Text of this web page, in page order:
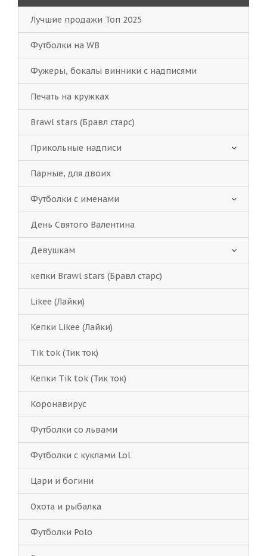
Лучшие продажи Топ 2025
Футболки на WB
Фужеры, бокалы винники с надписями
Печать на кружках
Brawl stars (Бравл старс)
Прикольные надписи
Парные, для двоих
Футболки с именами
День Святого Валентина
Девушкам
кепки Brawl stars (Бравл старс)
Likee (Лайки)
Кепки Likee (Лайки)
Tik tok (Тик ток)
Кепки Tik tok (Тик ток)
Коронавирус
Футболки со львами
Футболки с куклами Lol
Цари и богини
Охота и рыбалка
Футболки Polo